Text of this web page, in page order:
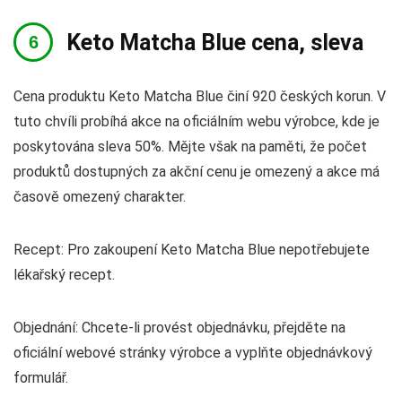
Keto Matcha Blue cena, sleva
Cena produktu Keto Matcha Blue činí 920 českých korun. V
tuto chvíli probíhá akce na oficiálním webu výrobce, kde je
poskytována sleva 50%. Mějte však na paměti, že počet
produktů dostupných za akční cenu je omezený a akce má
časově omezený charakter.
Recept: Pro zakoupení Keto Matcha Blue nepotřebujete
lékařský recept.
Objednání: Chcete-li provést objednávku, přejděte na
oficiální webové stránky výrobce a vyplňte objednávkový
formulář.